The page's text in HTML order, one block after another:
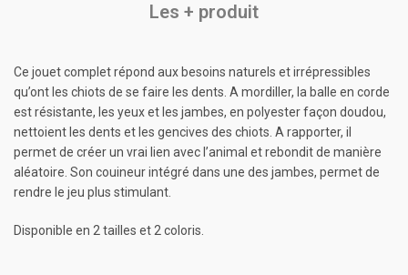
Les + produit
Ce jouet complet répond aux besoins naturels et irrépressibles
qu’ont les chiots de se faire les dents. A mordiller, la balle en corde
est résistante, les yeux et les jambes, en polyester façon doudou,
nettoient les dents et les gencives des chiots. A rapporter, il
permet de créer un vrai lien avec l’animal et rebondit de manière
aléatoire. Son couineur intégré dans une des jambes, permet de
rendre le jeu plus stimulant.
Disponible en 2 tailles et 2 coloris.